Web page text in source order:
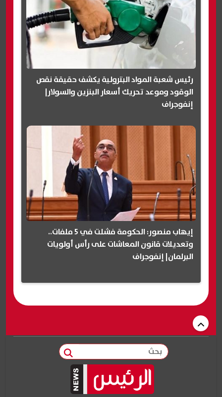
رئيس شعبة المواد البترولية يكشف حقيقة نقص
الوقود وموعد تحريك أسعار البنزين والسولار|
إنفوجراف
إيهاب منصور: الحكومة فشلت في 5 ملفات..
وتعديلات قانون المعاشات على رأس أولويات
البرلمان| إنفوجراف
بحث